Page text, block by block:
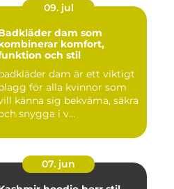
09. jul
dam som
komfort,
och stil
dam är ett viktigt
för alla kvinnor som
känna sig bekväma, säkra
snygga i v...
07. jun